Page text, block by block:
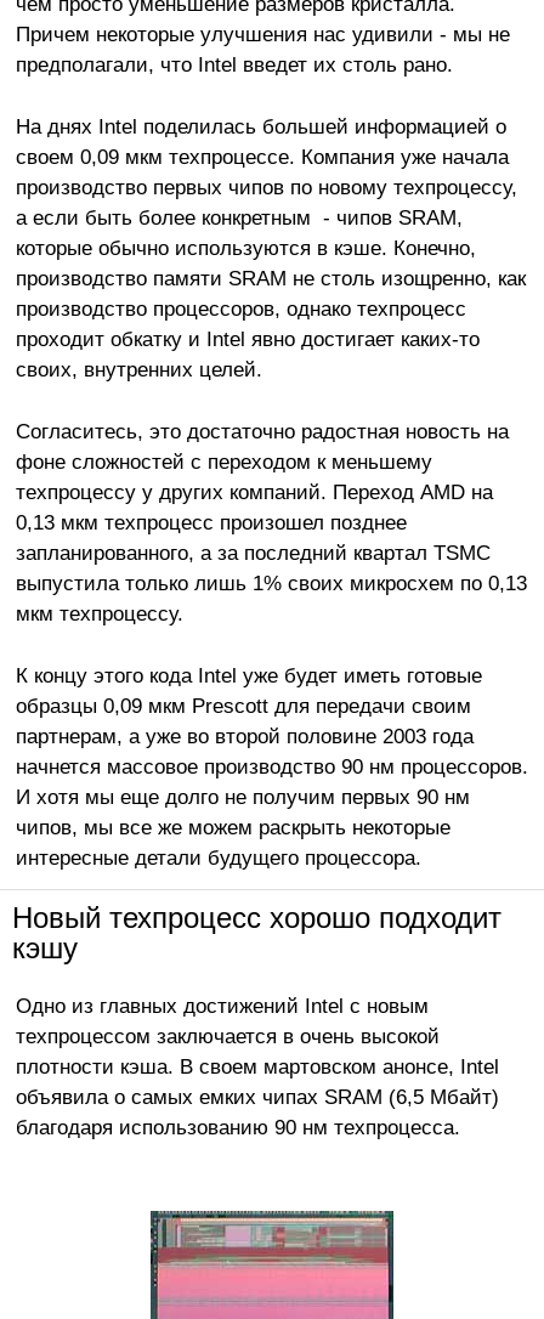
Причем некоторые улучшения нас удивили - мы не
предполагали, что Intel введет их столь рано.
На днях Intel поделилась большей информацией о
своем 0,09 мкм техпроцессе. Компания уже начала
производство первых чипов по новому техпроцессу,
а если быть более конкретным - чипов SRAM,
которые обычно используются в кэше. Конечно,
производство памяти SRAM не столь изощренно, как
производство процессоров, однако техпроцесс
проходит обкатку и Intel явно достигает каких-то
своих, внутренних целей.
Согласитесь, это достаточно радостная новость на
фоне сложностей с переходом к меньшему
техпроцессу у других компаний. Переход AMD на
0,13 мкм техпроцесс произошел позднее
запланированного, а за последний квартал TSMC
выпустила только лишь 1% своих микросхем по 0,13
мкм техпроцессу.
К концу этого кода Intel уже будет иметь готовые
образцы 0,09 мкм Prescott для передачи своим
партнерам, а уже во второй половине 2003 года
начнется массовое производство 90 нм процессоров.
И хотя мы еще долго не получим первых 90 нм
чипов, мы все же можем раскрыть некоторые
интересные детали будущего процессора.
Новый техпроцесс хорошо подходит
кэшу
Одно из главных достижений Intel с новым
техпроцессом заключается в очень высокой
плотности кэша. В своем мартовском анонсе, Intel
объявила о самых емких чипах SRAM (6,5 Мбайт)
благодаря использованию 90 нм техпроцесса.